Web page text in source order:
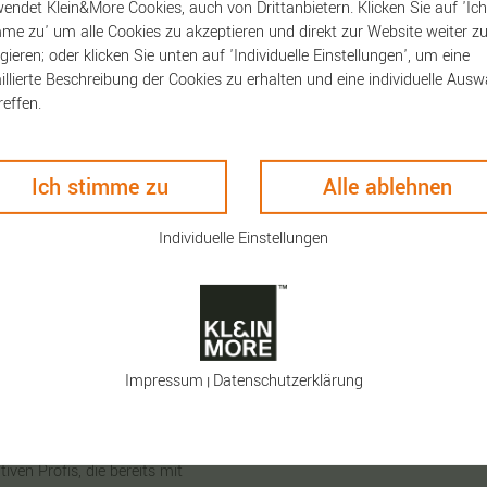
Keyfacts
Sie all Ihre Gedanken
Design und besteht
Logo auf weißem Grund.
Profis, die bereits mit
Klein&More Cookies, auch von Drittanbietern. Klicken Sie auf 'Ich
zu' um alle Cookies zu akzeptieren und direkt zur Website weiter zu
oder klicken Sie unten auf 'Individuelle Einstellungen', um eine
Beschreibung der Cookies zu erhalten und eine individuelle
Ich stimme zu Alle ablehnen
Individuelle Einstellungen
Impressum | Daten­schutz­erklärung